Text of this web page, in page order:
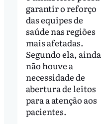
garantir o reforço
das equipes de
saúde nas regiões
mais afetadas.
Segundo ela, ainda
não houve a
necessidade de
abertura de leitos
para a atenção aos
pacientes.